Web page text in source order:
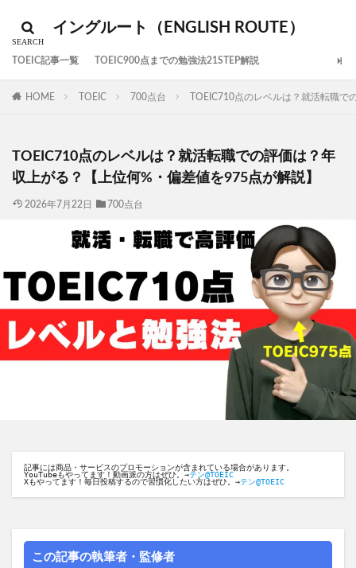
イングルート（ENGLISH ROUTE）
TOEIC記事一覧 TOEIC900点までの勉強法21STEP解説
HOME TOEIC 700点台 TOEIC710点のレベルは？就活転職
TOEIC710点のレベルは？就活転職での評価は？年
収上がる？【上位何%・偏差値を975点が解説】
2026年7月22日 700点台
記事には商品・サービスのプロモーションが含まれている場合があります。
YouTubeもやってます！動画派の方はぜひ。→テン@TOEIC
Xもやってます！毎日投稿するので習慣化したい方はぜひ。→テン@TOEIC
この記事の執筆者・監修者